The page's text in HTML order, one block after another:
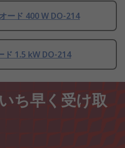
ード 400 W DO-214
1.5 kW DO-214
ち早く受け取